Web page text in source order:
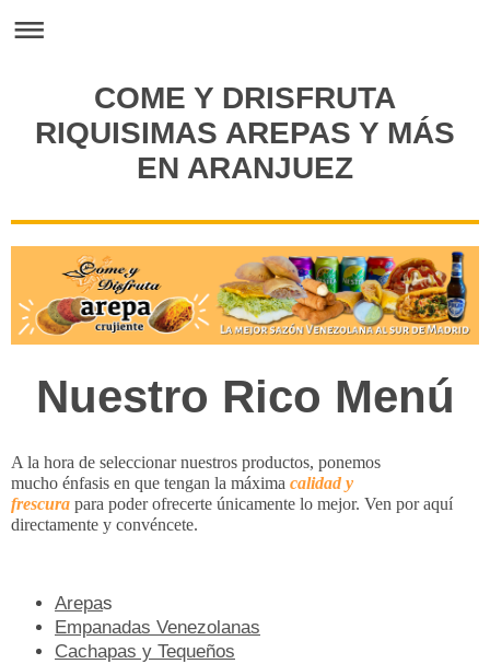
COME Y DRISFRUTA
RIQUISIMAS AREPAS Y MÁS
EN ARANJUEZ
Nuestro Rico Menú
A la hora de seleccionar nuestros productos, ponemos
mucho énfasis en que tengan la máxima calidad y
frescura para poder ofrecerte únicamente lo mejor. Ven por aquí
directamente y convéncete.
Arepas
Empanadas Venezolanas
Cachapas y Tequeños